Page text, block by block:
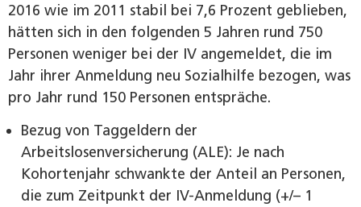
2016 wie im 2011 stabil bei 7,6 Prozent geblieben,
hätten sich in den folgenden 5 Jahren rund 750
Personen weniger bei der IV angemeldet, die im
Jahr ihrer Anmeldung neu Sozialhilfe bezogen, was
pro Jahr rund 150 Personen entspräche.
Bezug von Taggeldern der
Arbeitslosenversicherung (ALE): Je nach
Kohortenjahr schwankte der Anteil an Personen,
die zum Zeitpunkt der IV-Anmeldung (+/– 1